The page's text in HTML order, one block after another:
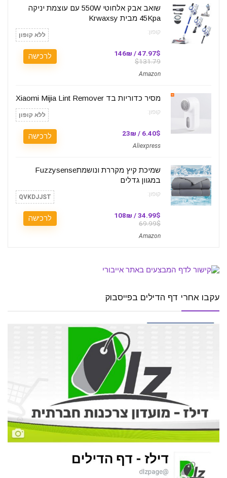
שואב אבק אלחוטי 550W עם עוצמת יניקה
45Kpa מבית Krwaxsy
קופון: ללא קופון
47.97$ / 146₪
$131.79
Amazon
לרכישה
מסיר כדוריות בד Xiaomi Mijia Lint Remover
קופון: ללא קופון
6.40$ / 23₪
Aliexpress
לרכישה
שמיכת קיץ מקררת ונושמתFuzzysense
במגוון גדלים
קופון: QVKDJJST
34.99$ / 108₪
69.99$
Amazon
לרכישה
עקבו אחרי דף הדילים בפייסבוק